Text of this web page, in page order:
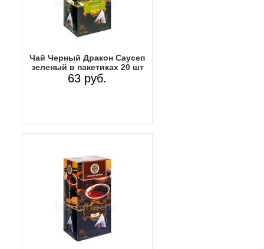
Чай Черный Дракон Саусеп
зеленый в пакетиках 20 шт
63 руб.